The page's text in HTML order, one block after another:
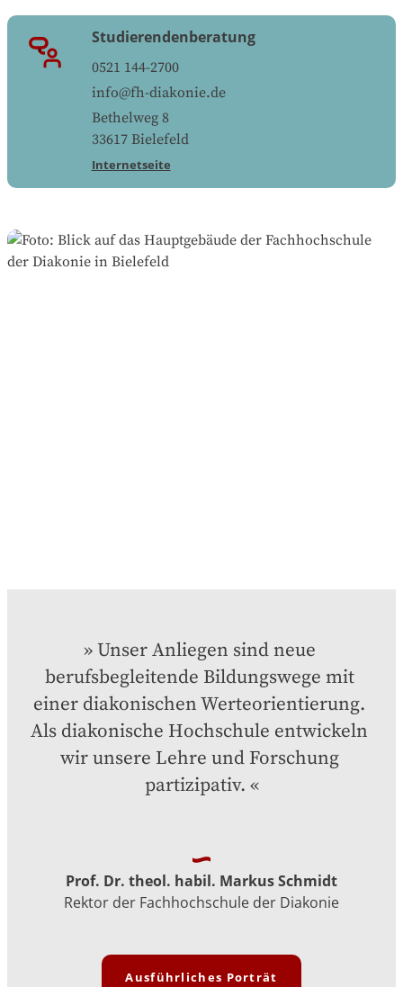
Studierendenberatung
0521 144-2700
info@fh-diakonie.de
Bethelweg 8
33617 Bielefeld
Internetseite
Unser Anliegen sind neue
berufsbegleitende Bildungswege mit
einer diakonischen Werteorientierung.
Als diakonische Hochschule entwickeln
wir unsere Lehre und Forschung
partizipativ.
Prof. Dr. theol. habil. Markus Schmidt
Rektor der Fachhochschule der Diakonie
Ausführliches Porträt